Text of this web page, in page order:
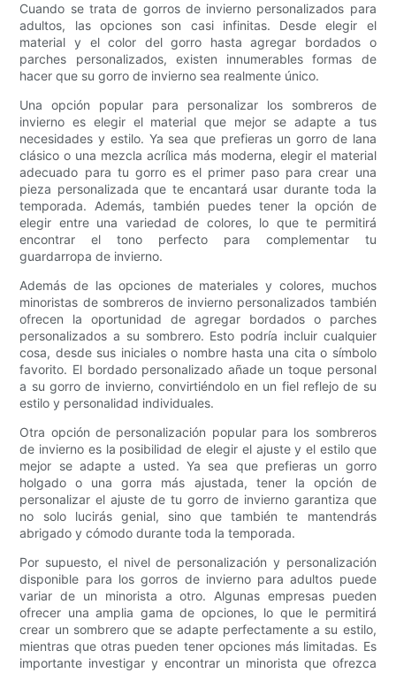
Cuando se trata de gorros de invierno personalizados para
adultos, las opciones son casi infinitas. Desde elegir el
material y el color del gorro hasta agregar bordados o
parches personalizados, existen innumerables formas de
hacer que su gorro de invierno sea realmente único.
Una opción popular para personalizar los sombreros de
invierno es elegir el material que mejor se adapte a tus
necesidades y estilo. Ya sea que prefieras un gorro de lana
clásico o una mezcla acrílica más moderna, elegir el material
adecuado para tu gorro es el primer paso para crear una
pieza personalizada que te encantará usar durante toda la
temporada. Además, también puedes tener la opción de
elegir entre una variedad de colores, lo que te permitirá
encontrar el tono perfecto para complementar tu
guardarropa de invierno.
Además de las opciones de materiales y colores, muchos
minoristas de sombreros de invierno personalizados también
ofrecen la oportunidad de agregar bordados o parches
personalizados a su sombrero. Esto podría incluir cualquier
cosa, desde sus iniciales o nombre hasta una cita o símbolo
favorito. El bordado personalizado añade un toque personal
a su gorro de invierno, convirtiéndolo en un fiel reflejo de su
estilo y personalidad individuales.
Otra opción de personalización popular para los sombreros
de invierno es la posibilidad de elegir el ajuste y el estilo que
mejor se adapte a usted. Ya sea que prefieras un gorro
holgado o una gorra más ajustada, tener la opción de
personalizar el ajuste de tu gorro de invierno garantiza que
no solo lucirás genial, sino que también te mantendrás
abrigado y cómodo durante toda la temporada.
Por supuesto, el nivel de personalización y personalización
disponible para los gorros de invierno para adultos puede
variar de un minorista a otro. Algunas empresas pueden
ofrecer una amplia gama de opciones, lo que le permitirá
crear un sombrero que se adapte perfectamente a su estilo,
mientras que otras pueden tener opciones más limitadas. Es
importante investigar y encontrar un minorista que ofrezca